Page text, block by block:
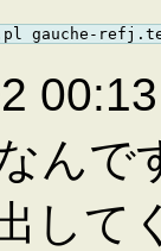
んで
して